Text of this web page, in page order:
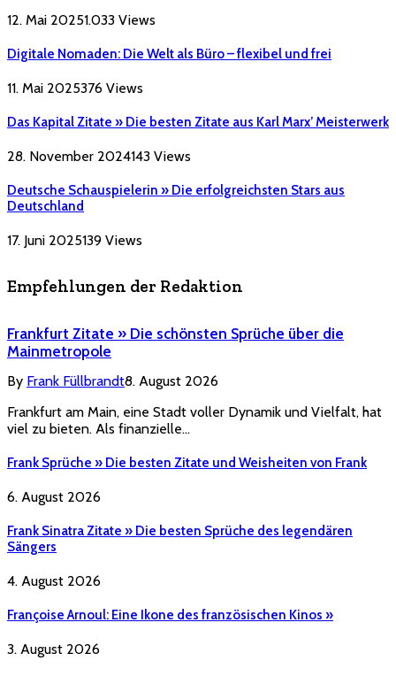
12. Mai 20251.033 Views
Digitale Nomaden: Die Welt als Büro – flexibel und frei
11. Mai 2025376 Views
Das Kapital Zitate » Die besten Zitate aus Karl Marx’ Meisterwerk
28. November 2024143 Views
Deutsche Schauspielerin » Die erfolgreichsten Stars aus
Deutschland
17. Juni 2025139 Views
Empfehlungen der Redaktion
Frankfurt Zitate » Die schönsten Sprüche über die
Mainmetropole
By Frank Füllbrandt8. August 2026
Frankfurt am Main, eine Stadt voller Dynamik und Vielfalt, hat
viel zu bieten. Als finanzielle…
Frank Sprüche » Die besten Zitate und Weisheiten von Frank
6. August 2026
Frank Sinatra Zitate » Die besten Sprüche des legendären
Sängers
4. August 2026
Françoise Arnoul: Eine Ikone des französischen Kinos »
3. August 2026